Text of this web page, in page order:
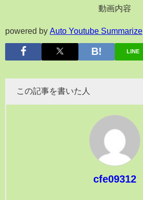
動画内容
powered by Auto Youtube Summarize
LINE
この記事を書いた人
cfe09312